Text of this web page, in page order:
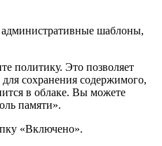
шаблоны,
политику. Это позволяет
сохранения содержимого,
в облаке. Вы можете
памяти».
«Включено».